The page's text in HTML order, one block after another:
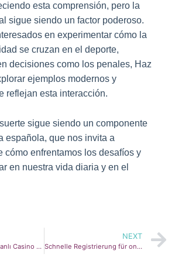
esta comprensión, pero la
sigue siendo un factor poderoso.
en experimentar cómo la
se cruzan en el deporte,
decisiones como los penales, Haz
ejemplos modernos y
reflejan esta interacción.
sigue siendo un componente
española, que nos invita a
cómo enfrentamos los desafíos y
en nuestra vida diaria y en el
GrandpashaBet Canlı Casino ve Bahis Eğlenceli Yolculuğa Çıkın
NEXT
Schnelle Registrierung für online casino ohne oasis: Schritt-für-Schritt-Anleitung